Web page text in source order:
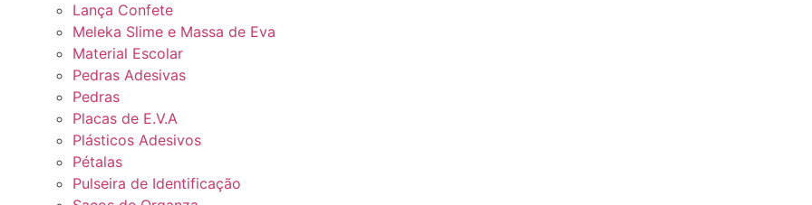
Lança Confete
Meleka Slime e Massa de Eva
Material Escolar
Pedras Adesivas
Pedras
Placas de E.V.A
Plásticos Adesivos
Pétalas
Pulseira de Identificação